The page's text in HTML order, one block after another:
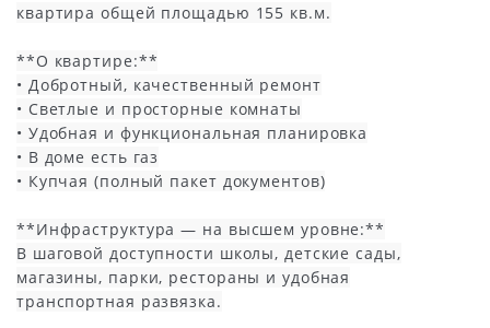
квартира общей площадью 155 кв.м.
**О квартире:**
• Добротный, качественный ремонт
• Светлые и просторные комнаты
• Удобная и функциональная планировка
• В доме есть газ
• Купчая (полный пакет документов)
**Инфраструктура — на высшем уровне:**
В шаговой доступности школы, детские сады,
магазины, парки, рестораны и удобная
транспортная развязка.